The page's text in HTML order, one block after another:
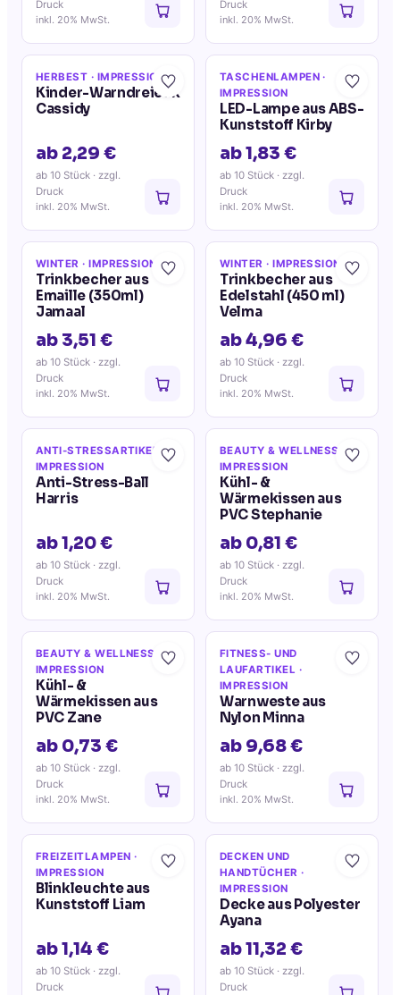
Druck
inkl. 20% MwSt.
Druck
inkl. 20% MwSt.
HERBEST · IMPRESSION
Kinder-Warndreieck
Cassidy
ab 2,29 €
ab 10 Stück · zzgl.
Druck
inkl. 20% MwSt.
TASCHENLAMPEN·
IMPRESSION
LED-Lampe aus ABS-
Kunststoff Kirby
ab 1,83 €
ab 10 Stück · zzgl.
Druck
inkl. 20% MwSt.
WINTER · IMPRESSION
Trinkbecher aus
Emaille (350ml)
Jamaal
ab 3,51 €
ab 10 Stück · zzgl.
Druck
inkl. 20% MwSt.
WINTER · IMPRESSION
Trinkbecher aus
Edelstahl (450 ml)
Velma
ab 4,96 €
ab 10 Stück · zzgl.
Druck
inkl. 20% MwSt.
ANTI-STRESSARTIKEL ·
IMPRESSION
Anti-Stress-Ball
Harris
ab 1,20 €
ab 10 Stück · zzgl.
Druck
inkl. 20% MwSt.
BEAUTY & WELLNESS ·
IMPRESSION
Kühl- &
Wärmekissen aus
PVC Stephanie
ab 0,81 €
ab 10 Stück · zzgl.
Druck
inkl. 20% MwSt.
BEAUTY & WELLNESS ·
IMPRESSION
Kühl- &
Wärmekissen aus
PVC Zane
ab 0,73 €
ab 10 Stück · zzgl.
Druck
inkl. 20% MwSt.
FITNESS- UND
LAUFARTIKEL ·
IMPRESSION
Warnweste aus
Nylon Minna
ab 9,68 €
ab 10 Stück · zzgl.
Druck
inkl. 20% MwSt.
FREIZEITLAMPEN ·
IMPRESSION
Blinkleuchte aus
Kunststoff Liam
ab 1,14 €
ab 10 Stück · zzgl.
Druck
DECKEN UND
HANDTÜCHER ·
IMPRESSION
Decke aus Polyester
Ayana
ab 11,32 €
ab 10 Stück · zzgl.
Druck